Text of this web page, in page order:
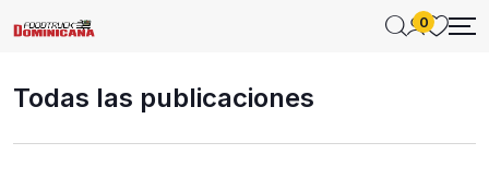
0
Todas las publicaciones